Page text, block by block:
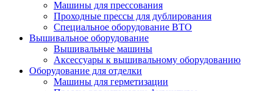
Машины для прессования
Проходные прессы для дублирования
Специальное оборудование ВТО
Вышивальное оборудование
Вышивальные машины
Аксессуары к вышивальному оборудованию
Оборудование для отделки
Машины для герметизации